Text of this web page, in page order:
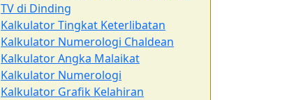
TV di Dinding
Kalkulator Tingkat Keterlibatan
Kalkulator Numerologi Chaldean
Kalkulator Angka Malaikat
Kalkulator Numerologi
Kalkulator Grafik Kelahiran